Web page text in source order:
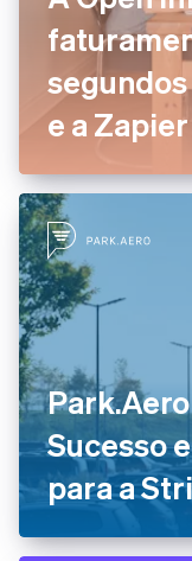
e a Zapier
Sucesso
para a